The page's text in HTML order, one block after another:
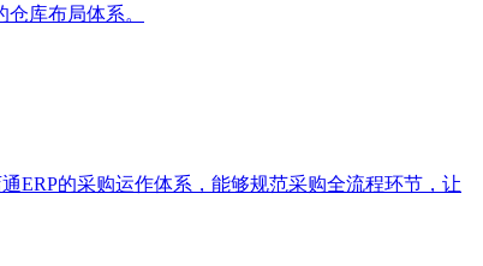
库布局体系。
ERP的采购运作体系，能够规范采购全流程环节，让